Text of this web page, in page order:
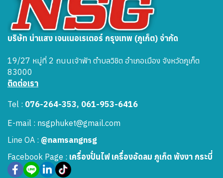
บริษัท นำแสง เจนเนอเรเตอร์ กรุงเทพ (ภูเก็ต) จำกัด
19/27 หมู่ที่ 2 ถนนเจ้าฟ้า ตำบลวิชิต อำเภอเมือง จังหวัดภูเก็ต
83000
ติดต่อเรา
Tel : 076-264-353, 061-953-6416
E-mail : nsgphuket@gmail.com
Line OA : @namsangnsg
Facebook Page : เครื่องปั่นไฟ เครื่องอัดลม ภูเก็ต พังงา กระบี่